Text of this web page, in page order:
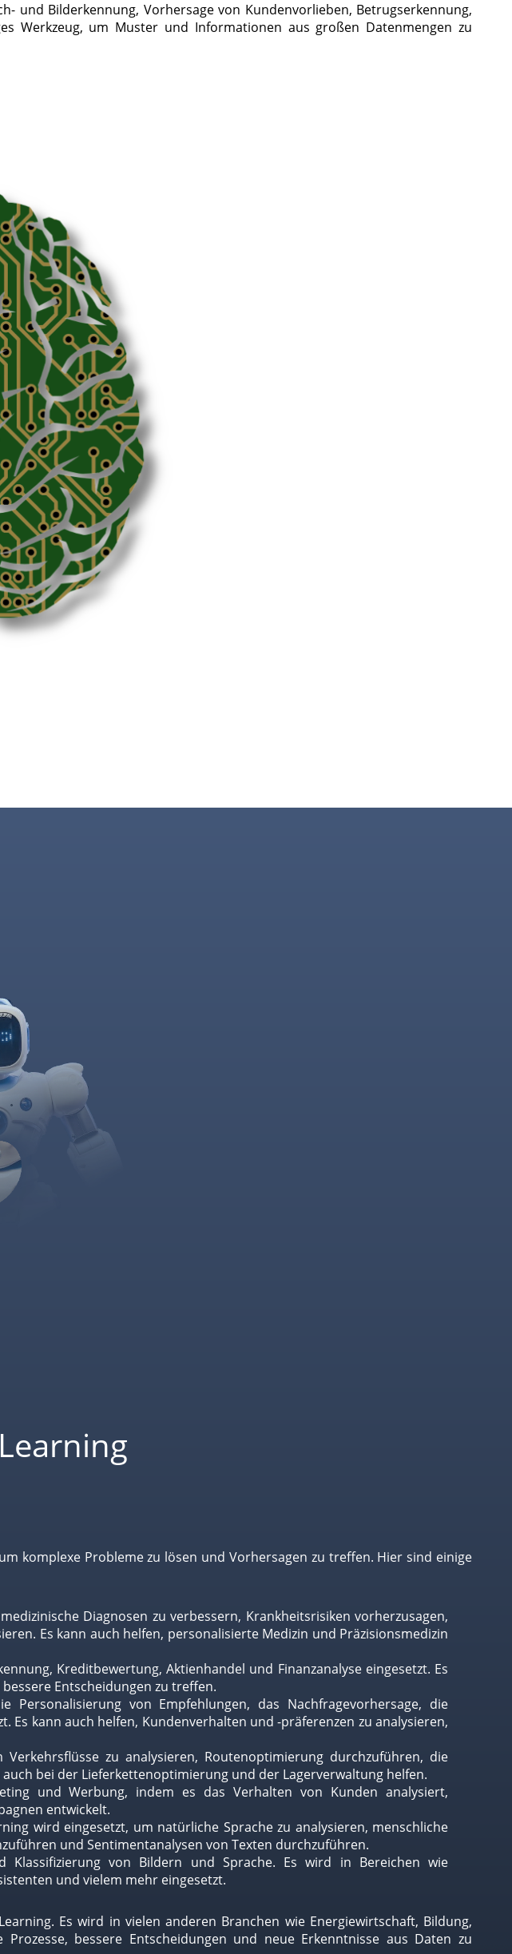
und Bilderkennung, Vorhersage von Kundenvorlieben, Betrugserkennung,
Werkzeug, um Muster und Informationen aus großen Datenmengen zu
komplexe Probleme zu lösen und Vorhersagen zu treffen. Hier sind einige
Diagnosen zu verbessern, Krankheitsrisiken vorherzusagen,
Es kann auch helfen, personalisierte Medizin und Präzisionsmedizin
Kreditbewertung, Aktienhandel und Finanzanalyse eingesetzt. Es
Entscheidungen zu treffen.
von Empfehlungen, das Nachfragevorhersage, die
kann auch helfen, Kundenverhalten und -präferenzen zu analysieren,
zu analysieren, Routenoptimierung durchzuführen, die
bei der Lieferkettenoptimierung und der Lagerverwaltung helfen.
und Werbung, indem es das Verhalten von Kunden analysiert,
entwickelt.
wird eingesetzt, um natürliche Sprache zu analysieren, menschliche
und Sentimentanalysen von Texten durchzuführen.
Klassifizierung von Bildern und Sprache. Es wird in Bereichen wie
und vielem mehr eingesetzt.
Es wird in vielen anderen Branchen wie Energiewirtschaft, Bildung,
bessere Entscheidungen und neue Erkenntnisse aus Daten zu